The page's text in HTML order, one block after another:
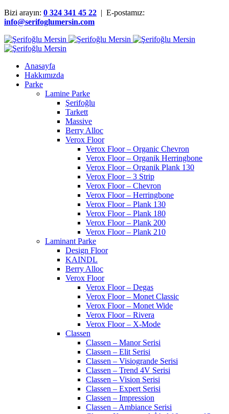
Bizi arayın: 0 324 341 45 22 | E-postamız:
info@serifoglumersin.com
Anasayfa
Hakkımızda
Parke
Lamine Parke
Şerifoğlu
Tarkett
Massive
Berry Alloc
Verox Floor
Verox Floor – Organic Chevron
Verox Floor – Organik Herringbone
Verox Floor – Organik Plank 130
Verox Floor – 3 Strip
Verox Floor – Chevron
Verox Floor – Herringbone
Verox Floor – Plank 130
Verox Floor – Plank 180
Verox Floor – Plank 200
Verox Floor – Plank 210
Laminant Parke
Design Floor
KAINDL
Berry Alloc
Verox Floor
Verox Floor – Degas
Verox Floor – Monet Classic
Verox Floor – Monet Wide
Verox Floor – Rivera
Verox Floor – X-Mode
Classen
Classen – Manor Serisi
Classen – Elit Serisi
Classen – Visiogrande Serisi
Classen – Trend 4V Serisi
Classen – Vision Serisi
Classen – Expert Serisi
Classen – Impression
Classen – Ambiance Serisi